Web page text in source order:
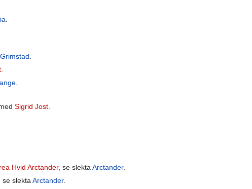
Grimstad
.
Sigrid Jost.
Hvid Arctander, se slektaArctander.
slekta Arctander.